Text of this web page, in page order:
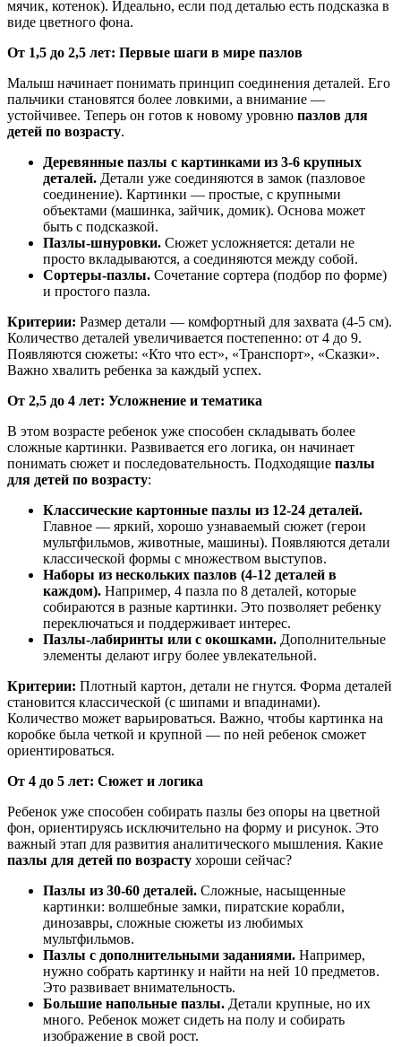
мячик, котенок). Идеально, если под деталью есть подсказка в
виде цветного фона.
От 1,5 до 2,5 лет: Первые шаги в мире пазлов
Малыш начинает понимать принцип соединения деталей. Его
пальчики становятся более ловкими, а внимание —
устойчивее. Теперь он готов к новому уровню пазлов для
детей по возрасту.
Деревянные пазлы с картинками из 3-6 крупных
деталей. Детали уже соединяются в замок (пазловое
соединение). Картинки — простые, с крупными
объектами (машинка, зайчик, домик). Основа может
быть с подсказкой.
Пазлы-шнуровки. Сюжет усложняется: детали не
просто вкладываются, а соединяются между собой.
Сортеры-пазлы. Сочетание сортера (подбор по форме)
и простого пазла.
Критерии: Размер детали — комфортный для захвата (4-5 см).
Количество деталей увеличивается постепенно: от 4 до 9.
Появляются сюжеты: «Кто что ест», «Транспорт», «Сказки».
Важно хвалить ребенка за каждый успех.
От 2,5 до 4 лет: Усложнение и тематика
В этом возрасте ребенок уже способен складывать более
сложные картинки. Развивается его логика, он начинает
понимать сюжет и последовательность. Подходящие пазлы
для детей по возрасту:
Классические картонные пазлы из 12-24 деталей.
Главное — яркий, хорошо узнаваемый сюжет (герои
мультфильмов, животные, машины). Появляются детали
классической формы с множеством выступов.
Наборы из нескольких пазлов (4-12 деталей в
каждом). Например, 4 пазла по 8 деталей, которые
собираются в разные картинки. Это позволяет ребенку
переключаться и поддерживает интерес.
Пазлы-лабиринты или с окошками. Дополнительные
элементы делают игру более увлекательной.
Критерии: Плотный картон, детали не гнутся. Форма деталей
становится классической (с шипами и впадинами).
Количество может варьироваться. Важно, чтобы картинка на
коробке была четкой и крупной — по ней ребенок сможет
ориентироваться.
От 4 до 5 лет: Сюжет и логика
Ребенок уже способен собирать пазлы без опоры на цветной
фон, ориентируясь исключительно на форму и рисунок. Это
важный этап для развития аналитического мышления. Какие
пазлы для детей по возрасту хороши сейчас?
Пазлы из 30-60 деталей. Сложные, насыщенные
картинки: волшебные замки, пиратские корабли,
динозавры, сложные сюжеты из любимых
мультфильмов.
Пазлы с дополнительными заданиями. Например,
нужно собрать картинку и найти на ней 10 предметов.
Это развивает внимательность.
Большие напольные пазлы. Детали крупные, но их
много. Ребенок может сидеть на полу и собирать
изображение в свой рост.